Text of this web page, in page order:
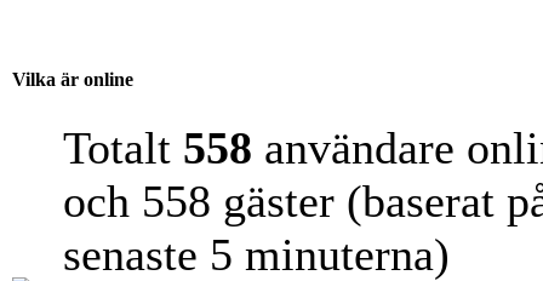
Vilka är online
Totalt 558 användare
och 558 gäster (baserat
senaste 5 minuterna)